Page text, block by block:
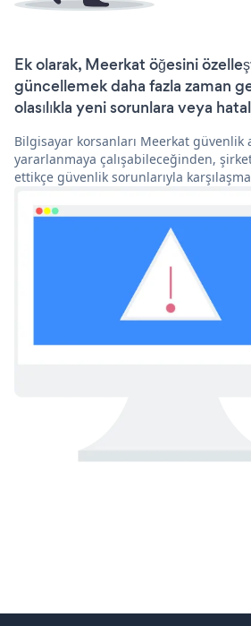
Ek olarak, Meerkat öğesini
güncellemek daha fazla zaman
olasılıkla yeni sorunlara veya
Bilgisayar korsanları Meerkat güvenlik
yararlanmaya çalışabileceğinden,
ettikçe güvenlik sorunlarıyla